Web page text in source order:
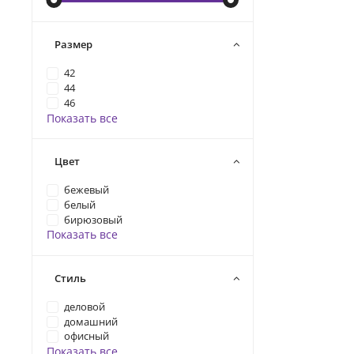
Размер
42
44
46
Показать все
Цвет
бежевый
белый
бирюзовый
Показать все
Стиль
деловой
домашний
офисный